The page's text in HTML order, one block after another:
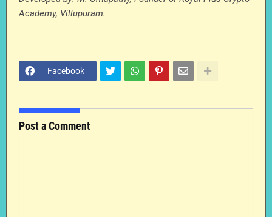
Academy, Villupuram.
Facebook
Post a Comment